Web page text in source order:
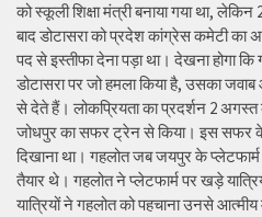
को स्कूली शिक्षा मंत्री बनाया गया था,
बाद डोटासरा को प्रदेश कांग्रेस कमेटी का
पद से इस्तीफा देना पड़ा था। देखना होगा कि
डोटासरा पर जो हमला किया है, उसका
से देते हैं। लोकप्रियता का प्रदर्शन 2
जोधपुर का सफर ट्रेन से किया। इस सफर के
दिखाना था। गहलोत जब जयपुर के
तैयार थे। गहलोत ने प्लेटफार्म पर खड़े
यात्रियों ने गहलोत को पहचाना उनसे